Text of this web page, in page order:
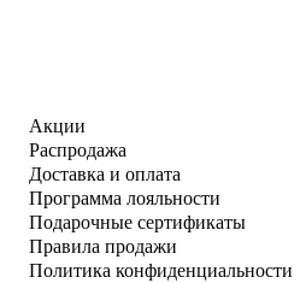
Акции
Распродажа
Доставка и оплата
Программа лояльности
Подарочные сертификаты
Правила продажи
Политика конфиденциальности